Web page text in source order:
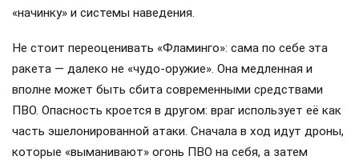
«начинку» и системы наведения.
Не стоит переоценивать «Фламинго»: сама по себе эта
ракета — далеко не «чудо-оружие». Она медленная и
вполне может быть сбита современными средствами
ПВО. Опасность кроется в другом: враг использует её как
часть эшелонированной атаки. Сначала в ход идут дроны,
которые «выманивают» огонь ПВО на себя, а затем